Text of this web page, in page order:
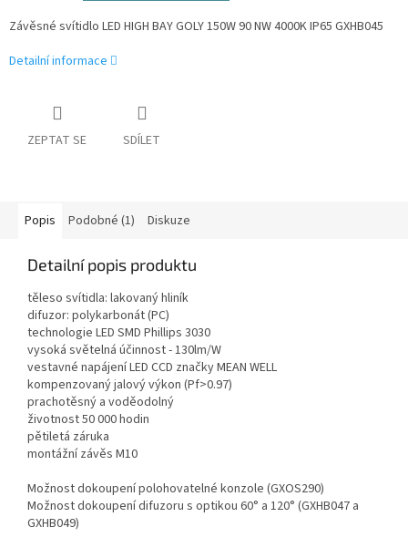
Závěsné svítidlo LED HIGH BAY GOLY 150W 90 NW 4000K IP65 GXHB045
Detailní informace
ZEPTAT SE SDÍLET
Popis Podobné (1) Diskuze
Detailní popis produktu
těleso svítidla: lakovaný hliník
difuzor: polykarbonát (PC)
technologie LED SMD Phillips 3030
vysoká světelná účinnost - 130lm/W
vestavné napájení LED CCD značky MEAN WELL
kompenzovaný jalový výkon (Pf>0.97)
prachotěsný a voděodolný
životnost 50 000 hodin
pětiletá záruka
montážní závěs M10
Možnost dokoupení polohovatelné konzole (GXOS290)
Možnost dokoupení difuzoru s optikou 60° a 120° (GXHB047 a
GXHB049)